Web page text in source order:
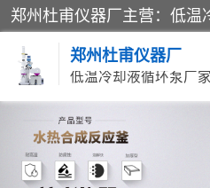
郑州杜甫仪器厂
循环水真空泵厂家